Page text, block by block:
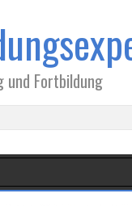
und Fortbildung